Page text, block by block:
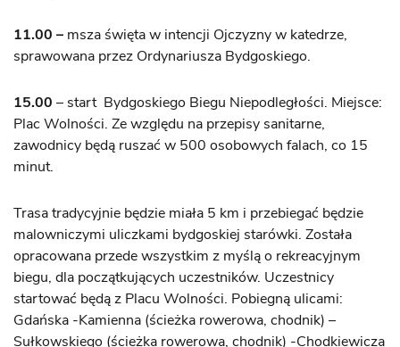
11.00 – msza święta w intencji Ojczyzny w katedrze,
sprawowana przez Ordynariusza Bydgoskiego.
15.00 – start Bydgoskiego Biegu Niepodległości. Miejsce:
Plac Wolności. Ze względu na przepisy sanitarne,
zawodnicy będą ruszać w 500 osobowych falach, co 15
minut.
Trasa tradycyjnie będzie miała 5 km i przebiegać będzie
malowniczymi uliczkami bydgoskiej starówki. Została
opracowana przede wszystkim z myślą o rekreacyjnym
biegu, dla początkujących uczestników. Uczestnicy
startować będą z Placu Wolności. Pobiegną ulicami:
Gdańska -Kamienna (ścieżka rowerowa, chodnik) –
Sułkowskiego (ścieżka rowerowa, chodnik) -Chodkiewicza